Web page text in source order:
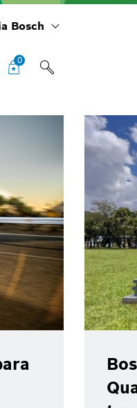
Bosch
0